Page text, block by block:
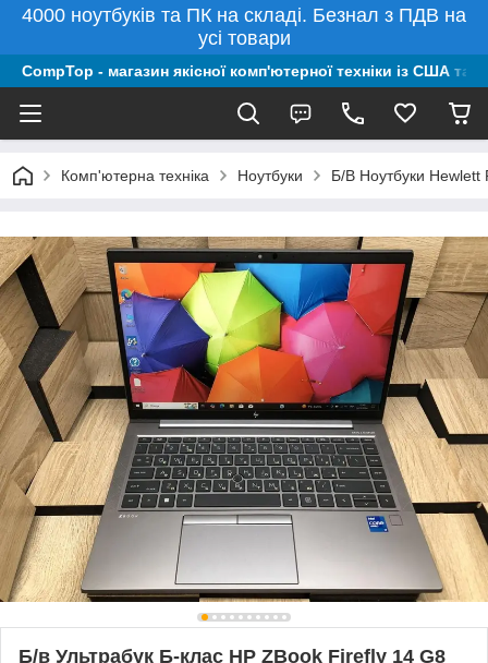
4000 ноутбуків та ПК на складі. Безнал з ПДВ на
усі товари
CompTop - магазин якісної комп'ютерної техніки із США та
Комп'ютерна техніка Ноутбуки Б/В Ноутбуки Hewlett
Б/в Ультрабук Б-клас HP ZBook Firefly 14 G8